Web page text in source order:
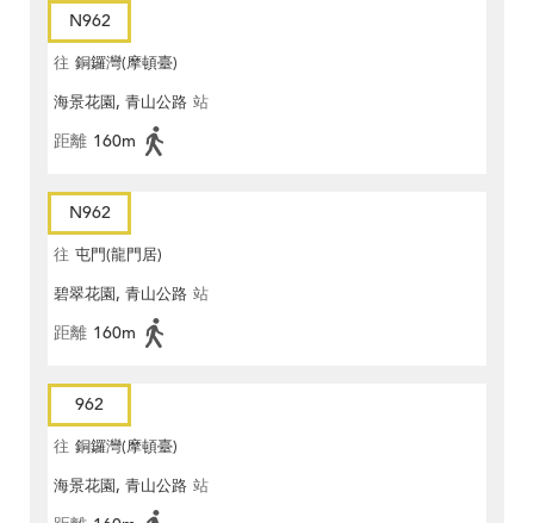
N962
往 銅鑼灣(摩頓臺)
海景花園, 青山公路 站
距離 160m
N962
往 屯門(龍門居)
碧翠花園, 青山公路 站
距離 160m
962
往 銅鑼灣(摩頓臺)
海景花園, 青山公路 站